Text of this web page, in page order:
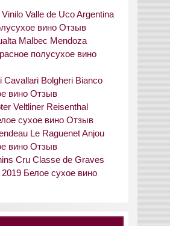
Valle de Uco Argentina
вино Отзыв
Malbec Mendoza
полусухое вино
Cavallari Bolgheri Bianco
вино Отзыв
Veltliner Reisenthal
сухое вино Отзыв
Le Raguenet Anjou
вино Отзыв
Cru Classe de Graves
Белое сухое вино